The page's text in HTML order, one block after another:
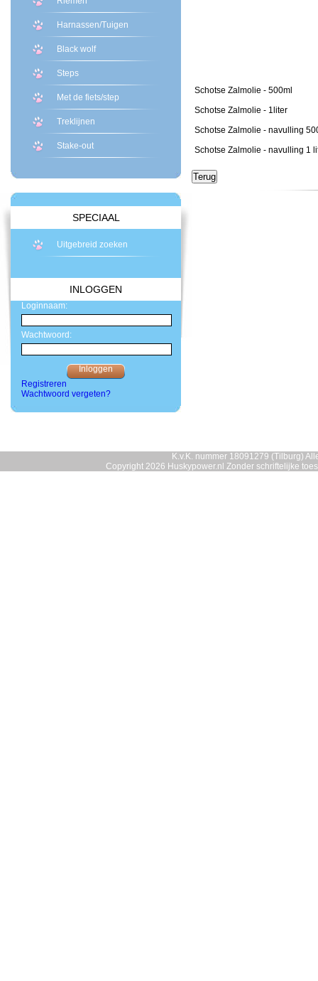
Harnassen/Tuigen
Black wolf
Steps
Met de fiets/step
Treklijnen
Stake-out
SPECIAAL
Uitgebreid zoeken
INLOGGEN
Loginnaam:
Wachtwoord:
Registreren
Wachtwoord vergeten?
Schotse Zalmolie - 500ml
Schotse Zalmolie - 1liter
Schotse Zalmolie - navulling
Schotse Zalmolie - navulling 1
K.v.K. nummer 18091279 (Tilburg)
Copyright 2026 Huskypower.nl Zonder schriftelijke